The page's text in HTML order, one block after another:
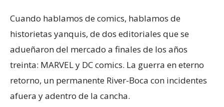
Cuando hablamos de comics, hablamos de
historietas yanquis, de dos editoriales que se
adueñaron del mercado a finales de los años
treinta: MARVEL y DC comics. La guerra en eterno
retorno, un permanente River-Boca con incidentes
afuera y adentro de la cancha.